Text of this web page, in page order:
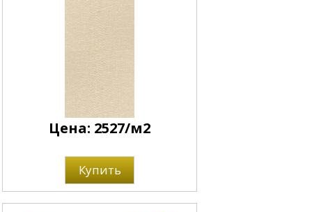
Цена: 2527/м2
Купить